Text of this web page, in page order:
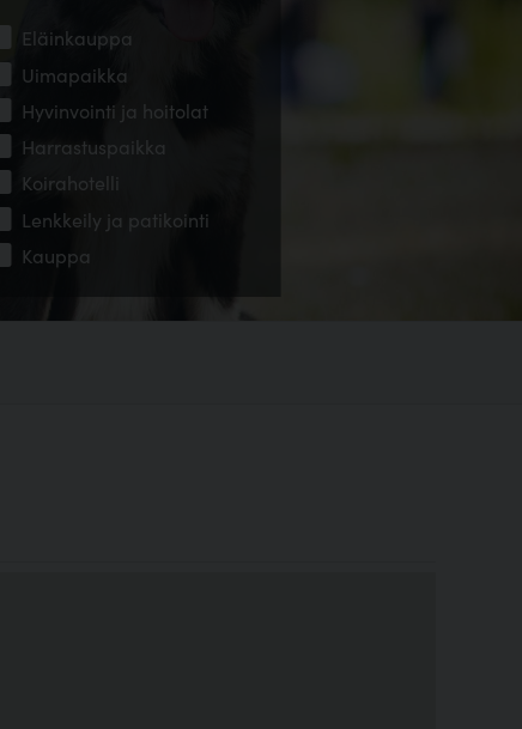
Eläinkauppa
Uimapaikka
Hyvinvointi ja hoitolat
Harrastuspaikka
Koirahotelli
Lenkkeily ja patikointi
Kauppa